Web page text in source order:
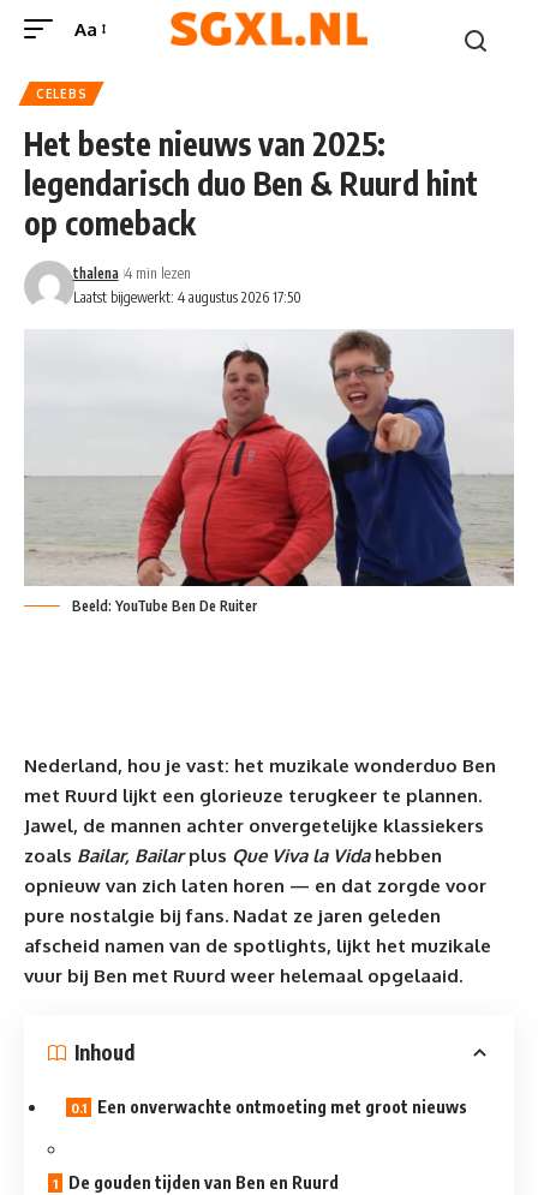
Aa
CELEBS
Het beste nieuws van 2025:
legendarisch duo Ben & Ruurd hint
op comeback
Laatst bijgewerkt: 4 augustus 2026 17:50
thalena 4 min lezen
Beeld: YouTube Ben De Ruiter
Nederland, hou je vast: het muzikale wonderduo Ben
met Ruurd lijkt een glorieuze terugkeer te plannen.
Jawel, de mannen achter onvergetelijke klassiekers
zoals Bailar, Bailarplus Que Viva la Vidahebben
opnieuw van zich laten horen — en dat zorgde voor
pure nostalgie bij fans. Nadat ze jaren geleden
afscheid namen van de spotlights, lijkt het muzikale
vuur bij Ben met Ruurd weer helemaal opgelaaid.
Inhoud
Een onverwachte ontmoeting met groot nieuws
De gouden tijden van Ben en Ruurd